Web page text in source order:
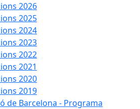
2026
2025
2024
2023
2022
2021
2020
2019
de Barcelona - Programa